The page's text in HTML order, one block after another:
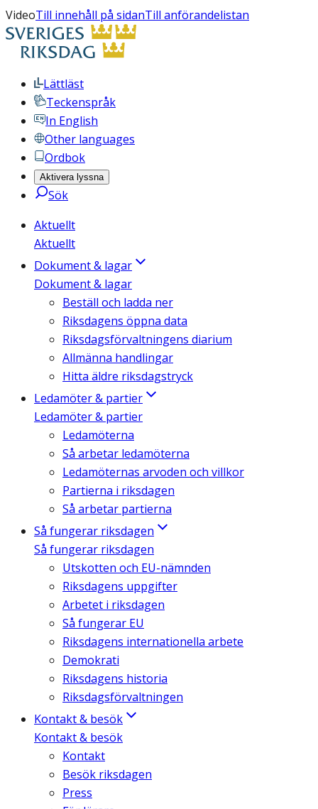
VideoTill innehåll på sidanTill anförandelistan
Lättläst
Teckenspråk
In English
Other languages
Ordbok
Aktivera lyssna
Sök
Aktuellt
Aktuellt
Dokument & lagar
Dokument & lagar
Beställ och ladda ner
Riksdagens öppna data
Riksdagsförvaltningens diarium
Allmänna handlingar
Hitta äldre riksdagstryck
Ledamöter & partier
Ledamöter & partier
Ledamöterna
Så arbetar ledamöterna
Ledamöternas arvoden och villkor
Partierna i riksdagen
Så arbetar partierna
Så fungerar riksdagen
Så fungerar riksdagen
Utskotten och EU-nämnden
Riksdagens uppgifter
Arbetet i riksdagen
Så fungerar EU
Riksdagens internationella arbete
Demokrati
Riksdagens historia
Riksdagsförvaltningen
Kontakt & besök
Kontakt & besök
Kontakt
Besök riksdagen
Press